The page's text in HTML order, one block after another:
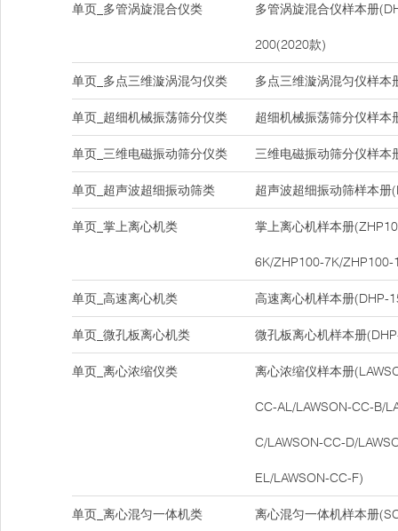
单页_多管涡旋混合仪类 多管涡旋混合仪样本册
200(2020款)
单页_多点三维漩涡混匀仪类 多点三维漩涡混匀仪样本
单页_超细机械振荡筛分仪类 超细机械振荡筛分仪样本
单页_三维电磁振动筛分仪类 三维电磁振动筛分仪样本
单页_超声波超细振动筛类 超声波超细振动筛样本册
单页_掌上离心机类 掌上离心机样本册
6K/ZHP100-7K/ZHP100-
单页_高速离心机类 高速离心机样本册(DHP-
单页_微孔板离心机类 微孔板离心机样本册
单页_离心浓缩仪类 离心浓缩仪样本册
CC-AL/LAWSON-CC-B/
C/LAWSON-CC-D/
EL/LAWSON-CC-F)
单页_离心混匀一体机类 离心混匀一体机样本册